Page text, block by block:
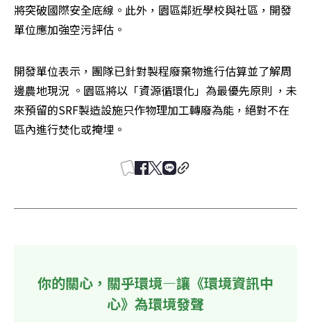
將突破國際安全底線。此外，園區鄰近學校與社區，開發
單位應加強空污評估。
開發單位表示，團隊已針對製程廢棄物進行估算並了解周
邊農地現況 。園區將以「資源循環化」為最優先原則 ，未
來預留的SRF製造設施只作物理加工轉廢為能，絕對不在
區內進行焚化或掩埋。
你的關心，關乎環境—讓《環境資訊中
心》為環境發聲